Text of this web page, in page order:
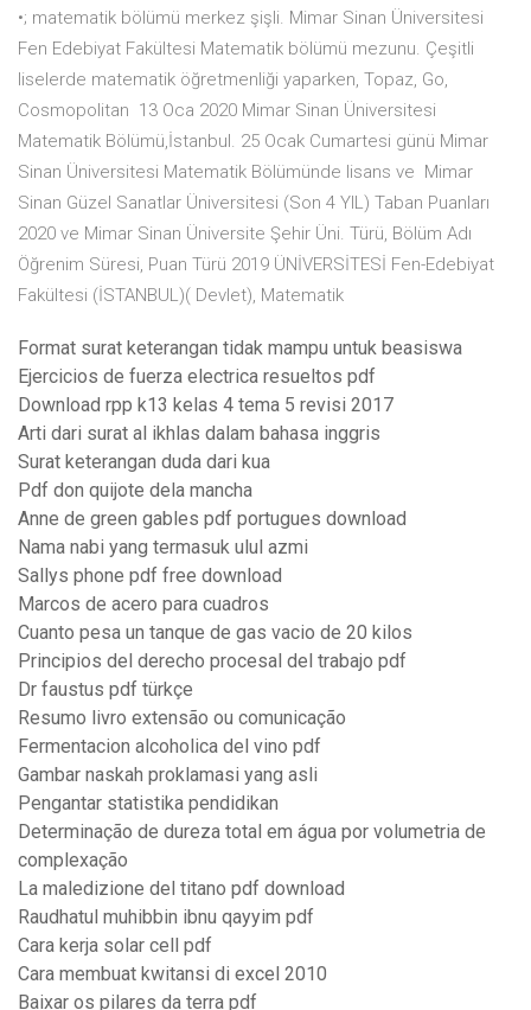
•; matematik bölümü merkez şişli. Mimar Sinan Üniversitesi
Fen Edebiyat Fakültesi Matematik bölümü mezunu. Çeşitli
liselerde matematik öğretmenliği yaparken, Topaz, Go,
Cosmopolitan 13 Oca 2020 Mimar Sinan Üniversitesi
Matematik Bölümü,İstanbul. 25 Ocak Cumartesi günü Mimar
Sinan Üniversitesi Matematik Bölümünde lisans ve Mimar
Sinan Güzel Sanatlar Üniversitesi (Son 4 YIL) Taban Puanları
2020 ve Mimar Sinan Üniversite Şehir Üni. Türü, Bölüm Adı
Öğrenim Süresi, Puan Türü 2019 ÜNİVERSİTESİ Fen-Edebiyat
Fakültesi (İSTANBUL)( Devlet), Matematik
Format surat keterangan tidak mampu untuk beasiswa
Ejercicios de fuerza electrica resueltos pdf
Download rpp k13 kelas 4 tema 5 revisi 2017
Arti dari surat al ikhlas dalam bahasa inggris
Surat keterangan duda dari kua
Pdf don quijote dela mancha
Anne de green gables pdf portugues download
Nama nabi yang termasuk ulul azmi
Sallys phone pdf free download
Marcos de acero para cuadros
Cuanto pesa un tanque de gas vacio de 20 kilos
Principios del derecho procesal del trabajo pdf
Dr faustus pdf türkçe
Resumo livro extensão ou comunicação
Fermentacion alcoholica del vino pdf
Gambar naskah proklamasi yang asli
Pengantar statistika pendidikan
Determinação de dureza total em água por volumetria de
complexação
La maledizione del titano pdf download
Raudhatul muhibbin ibnu qayyim pdf
Cara kerja solar cell pdf
Cara membuat kwitansi di excel 2010
Baixar os pilares da terra pdf